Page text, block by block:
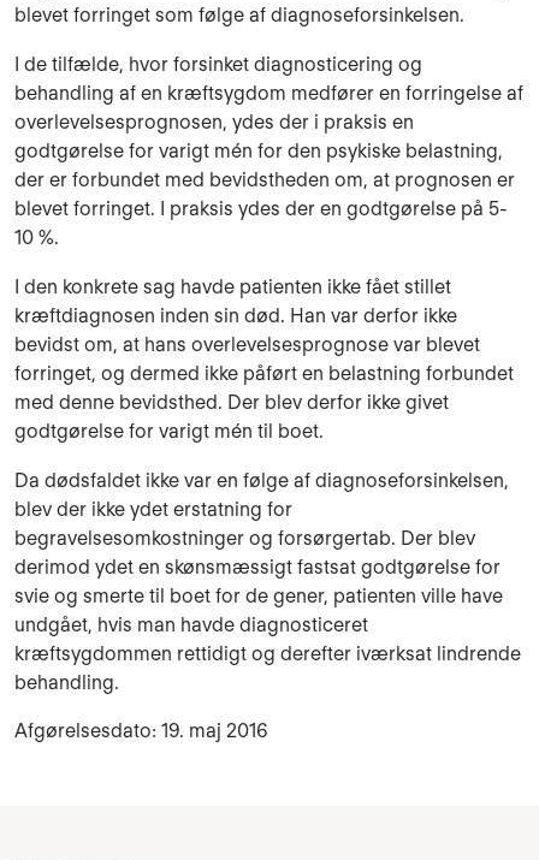
blevet forringet som følge af diagnoseforsinkelsen.
I de tilfælde, hvor forsinket diagnosticering og
behandling af en kræftsygdom medfører en forringelse af
overlevelsesprognosen, ydes der i praksis en
godtgørelse for varigt mén for den psykiske belastning,
der er forbundet med bevidstheden om, at prognosen er
blevet forringet. I praksis ydes der en godtgørelse på 5-
10 %.
I den konkrete sag havde patienten ikke fået stillet
kræftdiagnosen inden sin død. Han var derfor ikke
bevidst om, at hans overlevelsesprognose var blevet
forringet, og dermed ikke påført en belastning forbundet
med denne bevidsthed. Der blev derfor ikke givet
godtgørelse for varigt mén til boet.
Da dødsfaldet ikke var en følge af diagnoseforsinkelsen,
blev der ikke ydet erstatning for
begravelsesomkostninger og forsørgertab. Der blev
derimod ydet en skønsmæssigt fastsat godtgørelse for
svie og smerte til boet for de gener, patienten ville have
undgået, hvis man havde diagnosticeret
kræftsygdommen rettidigt og derefter iværksat lindrende
behandling.
Afgørelsesdato: 19. maj 2016